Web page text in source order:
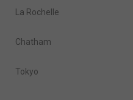
La Rochelle
Chatham
Tokyo